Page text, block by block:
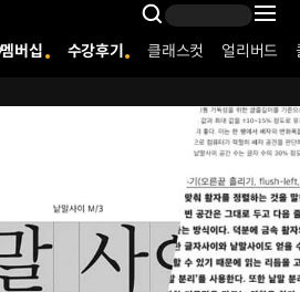
Search
버십 수강후기 클래스컷 얼리버드